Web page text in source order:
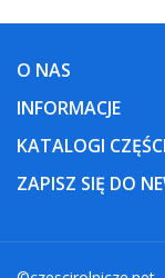
O NAS
INFORMACJE
KATALOGI CZĘŚCI
ZAPISZ SIĘ DO